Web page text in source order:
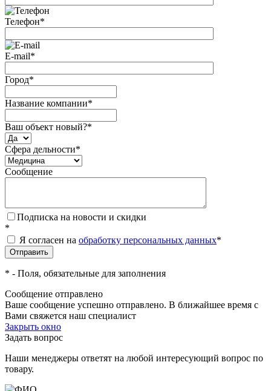
Телефон*
E-mail*
Город*
Название компании*
Ваш объект новый?*
Сфера дельности*
Сообщение
Подписка на новости и скидки
*
Я согласен на обработку персональных данных*
* - Поля, обязательные для заполнения
Сообщение отправлено
Ваше сообщение успешно отправлено. В ближайшее время с
Вами свяжется наш специалист
Закрыть окно
Задать вопрос
Наши менеджеры ответят на любой интересующий вопрос по
товару.